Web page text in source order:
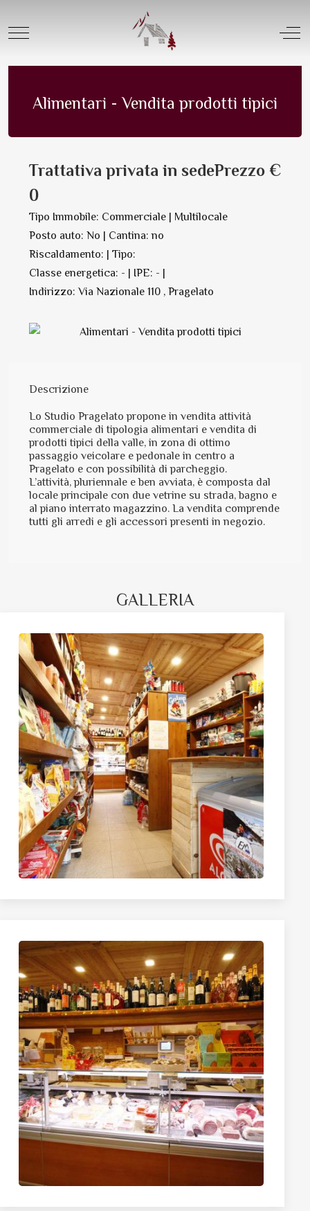
Mobile Menu Toggle Off-
Commerciale in Vendita | N. 9367
Alimentari - Vendita prodotti tipici
Trattativa privata in sedePrezzo €
0
Tipo Immobile: Commerciale | Multilocale
Posto auto: No | Cantina: no
Riscaldamento: | Tipo:
Classe energetica: - | IPE: - |
Indirizzo: Via Nazionale 110 , Pragelato
Descrizione
Lo Studio Pragelato propone in vendita attività
commerciale di tipologia alimentari e vendita di
prodotti tipici della valle, in zona di ottimo
passaggio veicolare e pedonale in centro a
Pragelato e con possibilità di parcheggio.
L’attività, pluriennale e ben avviata, è composta dal
locale principale con due vetrine su strada, bagno e
al piano interrato magazzino. La vendita comprende
tutti gli arredi e gli accessori presenti in negozio.
GALLERIA